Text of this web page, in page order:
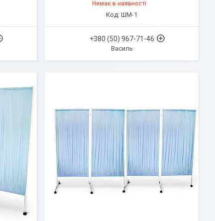
Немає в наявності
ШМ-1
+380 (50) 967-71-46
Василь